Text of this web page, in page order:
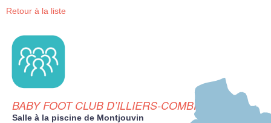
Retour à la liste
BABY FOOT CLUB D’ILLIERS-COMBRAY
Salle à la piscine de Montjouvin